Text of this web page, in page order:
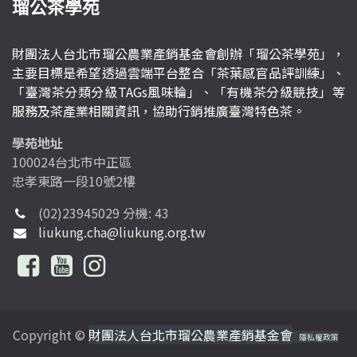
瑠公茶學苑
財團法人台北市瑠公農業產銷基金會創辦「瑠公茶學苑」，
主要目標是希望透過雲端平台整合「茶葉感官品評訓練」、
「臺灣茶分類分級TAGs風味輪」、「有機茶分級競技」等
服務及茶產業相關資訊，協助行銷推廣臺灣特色茶。
學苑地址
100024台北市中正區
忠孝東路一段10號2樓
(02)23945029 分機: 43
liukung.cha@liukung.org.tw
Copyright © 財團法人台北市瑠公農業產銷基金會 隱私權政策